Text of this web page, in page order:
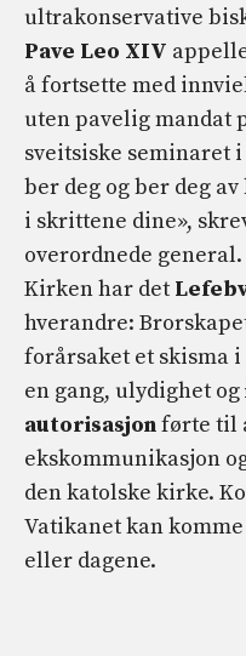
ultrakonservative
Pave Leo XIV
å fortsette med
uten pavelig mandat
sveitsiske seminaret
ber deg og ber deg
i skrittene dine»,
overordnede
Kirken har det
hverandre:
forårsaket et skisma i
en gang, ulydighet og
autorisasjonførte til
ekskommunikasjon
den katolske kirke.
Vatikanet kan
eller dagene.